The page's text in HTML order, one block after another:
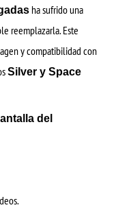
ha sufrido una
reemplazarla. Este
y compatibilidad con
Silver y Space
del